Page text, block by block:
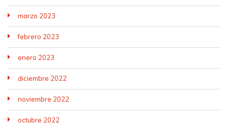
marzo 2023
febrero 2023
enero 2023
diciembre 2022
noviembre 2022
octubre 2022